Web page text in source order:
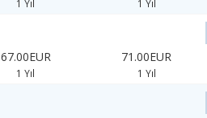
1 Yıl 1 Yıl
67.00EUR
1 Yıl
71.00EUR
1 Yıl